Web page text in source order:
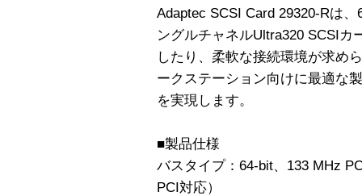
Adaptec SCSI Card 29320-Rは
ングルチャネルUltra320 SCSIカ
したり、柔軟な接続環境が求め
ークステーション向けに最適な
を実現します。
■製品仕様
バスタイプ：64-bit、133 MHz
PCI対応）